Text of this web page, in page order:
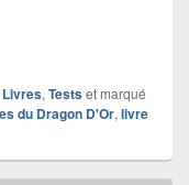
Livres, Testset marqué
du Dragon D'Or, livre